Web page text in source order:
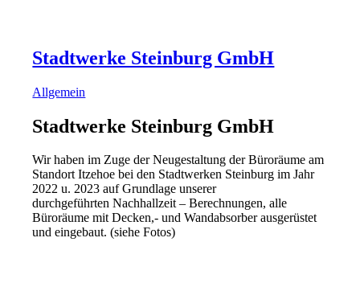
Stadtwerke Steinburg GmbH
Allgemein
Stadtwerke Steinburg GmbH
Wir haben im Zuge der Neugestaltung der Büroräume am
Standort Itzehoe bei den Stadtwerken Steinburg im Jahr
2022 u. 2023 auf Grundlage unserer
durchgeführten Nachhallzeit – Berechnungen, alle
Büroräume mit Decken,- und Wandabsorber ausgerüstet
und eingebaut. (siehe Fotos)